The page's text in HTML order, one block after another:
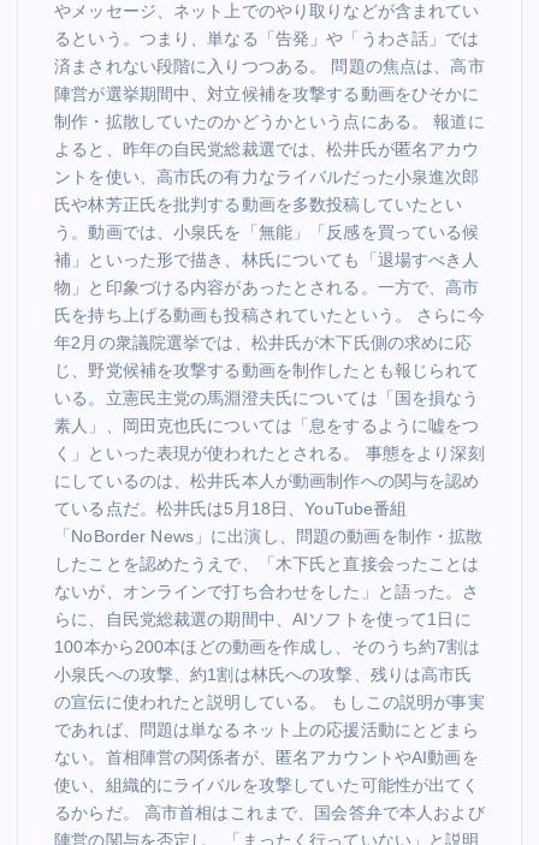
やメッセージ、ネット上でのやり取りなどが含まれてい
るという。つまり、単なる「告発」や「うわさ話」では
済まされない段階に入りつつある。 問題の焦点は、高市
陣営が選挙期間中、対立候補を攻撃する動画をひそかに
制作・拡散していたのかどうかという点にある。 報道に
よると、昨年の自民党総裁選では、松井氏が匿名アカウ
ントを使い、高市氏の有力なライバルだった小泉進次郎
氏や林芳正氏を批判する動画を多数投稿していたとい
う。動画では、小泉氏を「無能」「反感を買っている候
補」といった形で描き、林氏についても「退場すべき人
物」と印象づける内容があったとされる。一方で、高市
氏を持ち上げる動画も投稿されていたという。 さらに今
年2月の衆議院選挙では、松井氏が木下氏側の求めに応
じ、野党候補を攻撃する動画を制作したとも報じられて
いる。立憲民主党の馬淵澄夫氏については「国を損なう
素人」、岡田克也氏については「息をするように嘘をつ
く」といった表現が使われたとされる。 事態をより深刻
にしているのは、松井氏本人が動画制作への関与を認め
ている点だ。松井氏は5月18日、YouTube番組
「NoBorder News」に出演し、問題の動画を制作・拡散
したことを認めたうえで、「木下氏と直接会ったことは
ないが、オンラインで打ち合わせをした」と語った。さ
らに、自民党総裁選の期間中、AIソフトを使って1日に
100本から200本ほどの動画を作成し、そのうち約7割は
小泉氏への攻撃、約1割は林氏への攻撃、残りは高市氏
の宣伝に使われたと説明している。 もしこの説明が事実
であれば、問題は単なるネット上の応援活動にとどまら
ない。首相陣営の関係者が、匿名アカウントやAI動画を
使い、組織的にライバルを攻撃していた可能性が出てく
るからだ。 高市首相はこれまで、国会答弁で本人および
陣営の関与を否定し、「まったく行っていない」と説明